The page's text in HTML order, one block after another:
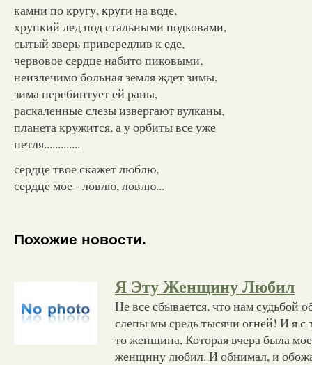
камни по кругу, круги на воде,
хрупкий лед под стальными подковами,
сытый зверь привередлив к еде,
червовое сердце набито пиковыми,
неизлечимо больная земля ждет зимы,
зима перебинтует ей раны,
раскаленные слезы извергают вулканы,
планета кружится, а у орбиты все уже
петля.............
сердце твое скажет люблю,
сердце мое - ловлю, ловлю...
Похожие новости.
Я Эту Женщину Любил
Не все сбывается, что нам судьбой
слепы мы средь тысячи огней! И я с
то женщина, Которая вчера была
женщину любил. И обнимал, и